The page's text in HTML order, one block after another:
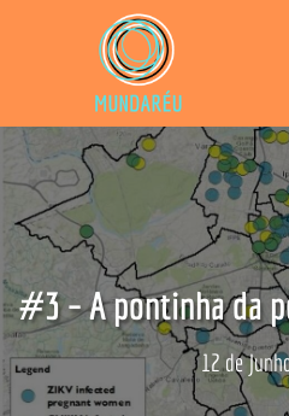
#3 – A pontinha da
12 de